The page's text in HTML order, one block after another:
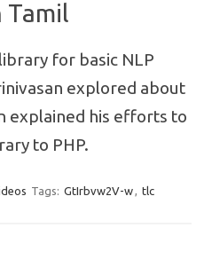
Tamil
for basic NLP
explored about
explained his efforts to
to PHP.
Tags: GtIrbvw2V-w, tlc